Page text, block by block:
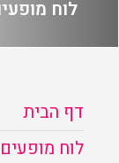
לוח
דף הבית
לוח מופעים